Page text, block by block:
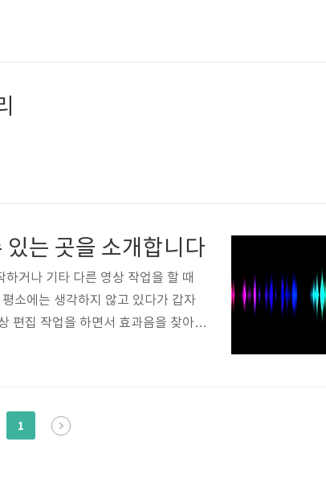
있는 곳을 소개합니다
거나 기타 다른 영상 작업을 할 때
소에는 생각하지 않고 있다가 갑자
편집 작업을 하면서 효과음을 찾아보
가 한 곳을 발견하게 되었습니다. 비
1